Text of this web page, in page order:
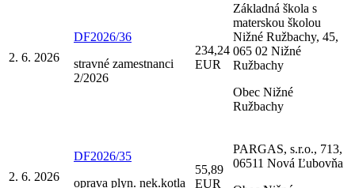
2. 6. 2026
DF2026/36
stravné zamestnanci
2/2026
234,24
EUR
Základná škola s
materskou školou
Nižné Ružbachy, 45,
065 02 Nižné
Ružbachy
Obec Nižné
Ružbachy
2. 6. 2026
DF2026/35
oprava plyn. nek.kotla
55,89
EUR
PARGAS, s.r.o., 713,
06511 Nová Ľubovňa